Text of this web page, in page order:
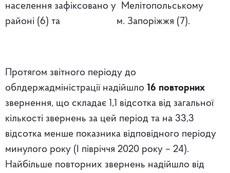
населення зафіксовано у Мелітопольському
районі (6) та м. Запоріжжя (7).
Протягом звітного періоду до
облдержадміністрації надійшло 16 повторних
звернення, що складає 1,1 відсотка від загальної
кількості звернень за цей період та на 33,3
відсотка менше показника відповідного періоду
минулого року (І півріччя 2020 року – 24).
Найбільше повторних звернень надійшло від